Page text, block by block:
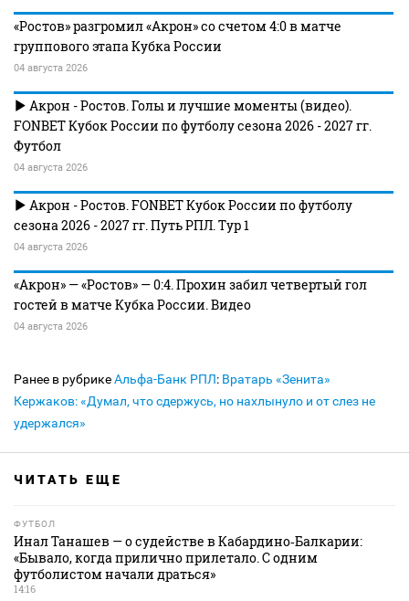
«Ростов» разгромил «Акрон» со счетом 4:0 в матче
группового этапа Кубка России
04 августа 2026
Акрон - Ростов. Голы и лучшие моменты (видео).
FONBET Кубок России по футболу сезона 2026 - 2027 гг.
Футбол
04 августа 2026
Акрон - Ростов. FONBET Кубок России по футболу
сезона 2026 - 2027 гг. Путь РПЛ. Тур 1
04 августа 2026
«Акрон» — «Ростов» — 0:4. Прохин забил четвертый гол
гостей в матче Кубка России. Видео
04 августа 2026
Ранее в рубрикеАльфа-Банк РПЛ: Вратарь «Зенита»
Кержаков: «Думал, что сдержусь, но нахлынуло и от слез не
удержался»
ЧИТАТЬ ЕЩЕ
ФУТБОЛ
Инал Танашев — о судействе в Кабардино‑Балкарии:
«Бывало, когда прилично прилетало. С одним
футболистом начали драться»
14:16